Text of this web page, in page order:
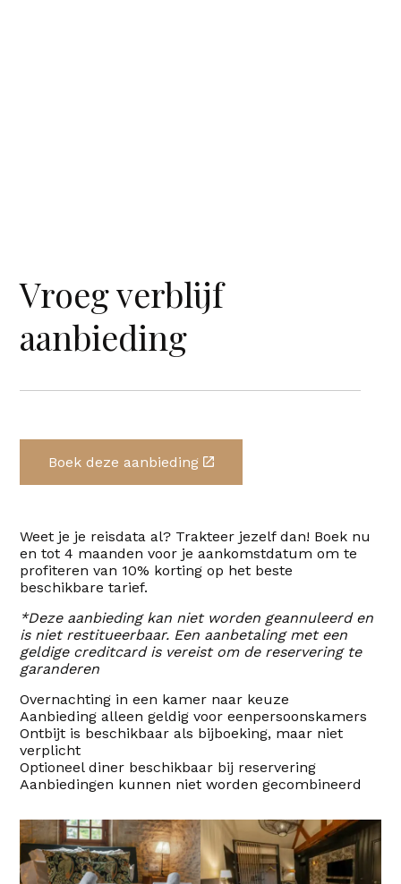
Vroeg verblijf
aanbieding
Boek deze aanbieding
Weet je je reisdata al? Trakteer jezelf dan! Boek nu
en tot 4 maanden voor je aankomstdatum om te
profiteren van 10% korting op het beste
beschikbare tarief.
*Deze aanbieding kan niet worden geannuleerd en
is niet restitueerbaar. Een aanbetaling met een
geldige creditcard is vereist om de reservering te
garanderen
Overnachting in een kamer naar keuze
Aanbieding alleen geldig voor eenpersoonskamers
Ontbijt is beschikbaar als bijboeking, maar niet
verplicht
Optioneel diner beschikbaar bij reservering
Aanbiedingen kunnen niet worden gecombineerd